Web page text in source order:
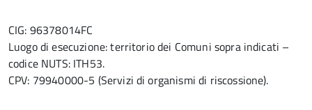
CIG: 96378014FC
Luogo di esecuzione: territorio dei Comuni sopra indicati –
codice NUTS: ITH53.
CPV: 79940000-5 (Servizi di organismi di riscossione).